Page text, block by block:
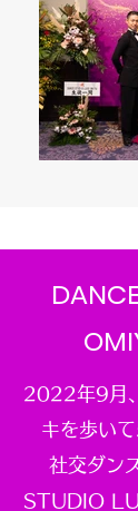
2022年9月
キを歩い
社交ダン
STUDIO